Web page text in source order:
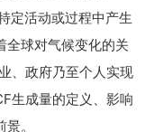
定活动或过程中产生
全球对气候变化的关
、政府乃至个人实现
生成量的定义、影响
。